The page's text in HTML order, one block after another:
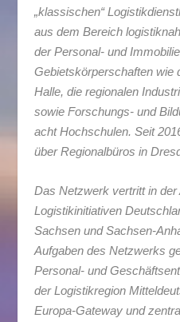
„klassischen“
aus dem Bereich
der Personal- und
Gebietskörperschaften wie
Halle, die regionalen
sowie Forschungs- und
acht Hochschulen. Seit
über Regionalbüros in
Das Netzwerk vertritt in
Logistikinitiativen
Sachsen und Sachsen-
Aufgaben des Netzwerks
Personal- und
der Logistikregion
Europa-Gateway und